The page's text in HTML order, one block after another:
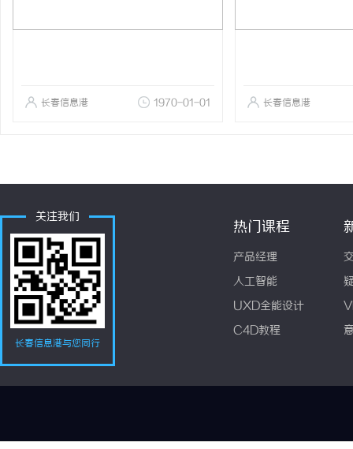
长春信息港 1970-01-01 长春信息港
关注我们
长春信息港与您同行
热门课程
产品经理
人工智能
UXD全能设计
C4D教程